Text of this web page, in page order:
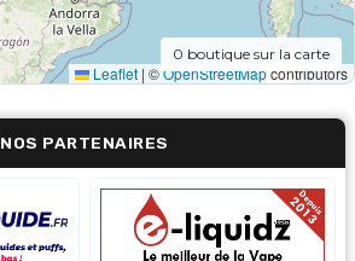
Leaflet | ©OpenStreetMapcontributors
0 boutique sur la carte
NOS PARTENAIRES